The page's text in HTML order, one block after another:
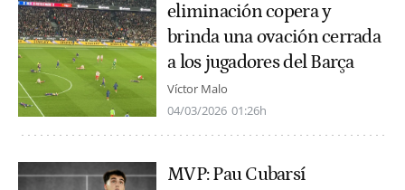
eliminación copera y
brinda una ovación cerrada
a los jugadores del Barça
Víctor Malo
04/03/2026 01:26h
MVP: Pau Cubarsí